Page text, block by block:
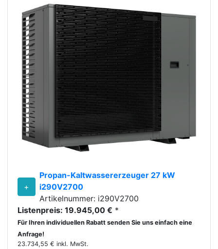
+
Propan-Kaltwassererzeuger 27 kW
i290V2700
Artikelnummer: i290V2700
Listenpreis: 19.945,00 € *
Für Ihren individuellen Rabatt senden Sie uns einfach eine
Anfrage!
23.734,55 € inkl. MwSt.